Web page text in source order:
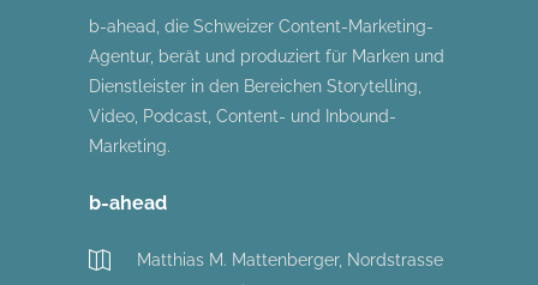
b-ahead, die Schweizer Content-Marketing-
Agentur, berät und produziert für Marken und
Dienstleister in den Bereichen Storytelling,
Video, Podcast, Content- und Inbound-
Marketing.
b-ahead
Matthias M. Mattenberger, Nordstrasse